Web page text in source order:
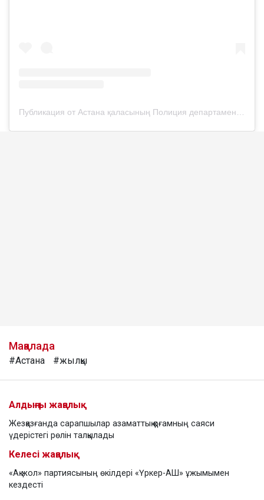
Мақалада
#Астана #жылқы
Алдыңғы жаңалық
Жезқазғанда сарапшылар азаматтық қоғамның саяси
үдерістегі рөлін талқылады
Келесі жаңалық
«Ақ жол» партиясының өкілдері «Үркер-АШ» ұжымымен
кездесті